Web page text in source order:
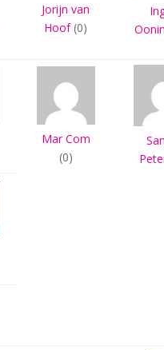
Jorijn van
Hoof(0)
Mar Com
(0)